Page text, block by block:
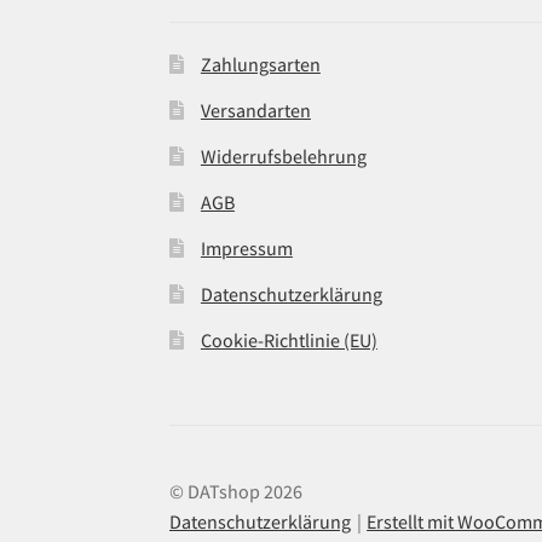
Zahlungsarten
Versandarten
Widerrufsbelehrung
AGB
Impressum
Datenschutzerklärung
Cookie-Richtlinie (EU)
© DATshop 2026
Datenschutzerklärung
Erstellt mit